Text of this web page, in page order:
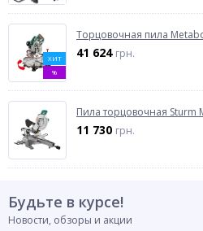
ХИТ
%
Торцовочная пила Metabo
41 624 грн.
Пила торцовочная Sturm
11 730 грн.
Будьте в курсе!
Новости, обзоры и акции